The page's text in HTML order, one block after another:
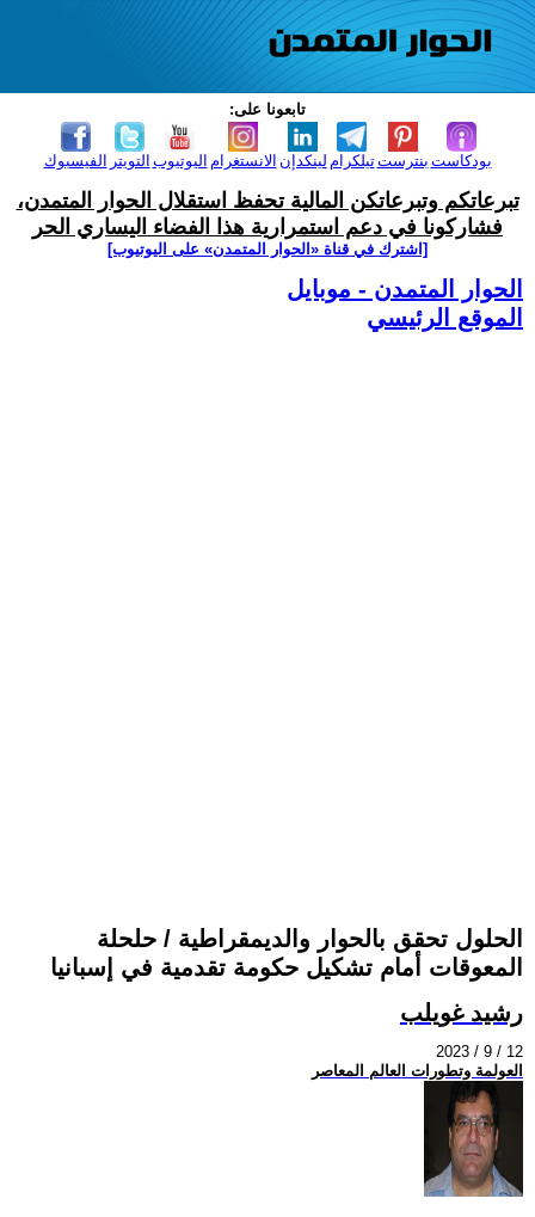
تابعونا على:
الفيسبوك التويتر اليوتيوب الانستغرام لينكدإن تيلكرامبنترست بودكاست
تبرعاتكم وتبرعاتكن المالية تحفظ استقلال الحوار المتمدن،
فشاركونا في دعم استمرارية هذا الفضاء اليساري الحر
[اشترك في قناة ‫«الحوار المتمدن» على اليوتيوب]
الحوار المتمدن - موبايل
الموقع الرئيسي
الحلول تحقق بالحوار والديمقراطية / حلحلة
المعوقات أمام تشكيل حكومة تقدمية في إسبانيا
رشيد غويلب
2023 / 9 / 12
العولمة وتطورات العالم المعاصر